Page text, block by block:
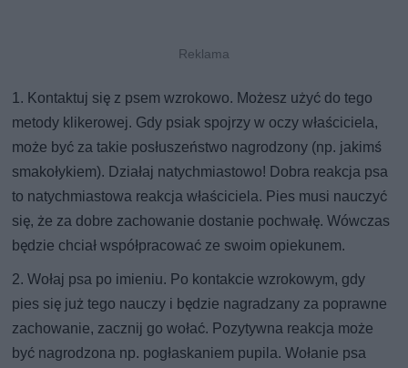
1. Kontaktuj się z psem wzrokowo. Możesz użyć do tego
metody klikerowej. Gdy psiak spojrzy w oczy właściciela,
może być za takie posłuszeństwo nagrodzony (np. jakimś
smakołykiem). Działaj natychmiastowo! Dobra reakcja psa
to natychmiastowa reakcja właściciela. Pies musi nauczyć
się, że za dobre zachowanie dostanie pochwałę. Wówczas
będzie chciał współpracować ze swoim opiekunem.
2. Wołaj psa po imieniu. Po kontakcie wzrokowym, gdy
pies się już tego nauczy i będzie nagradzany za poprawne
zachowanie, zacznij go wołać. Pozytywna reakcja może
być nagrodzona np. pogłaskaniem pupila. Wołanie psa